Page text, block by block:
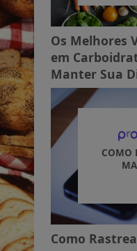
Os Melhores
em
Manter Sua
COMO
Como